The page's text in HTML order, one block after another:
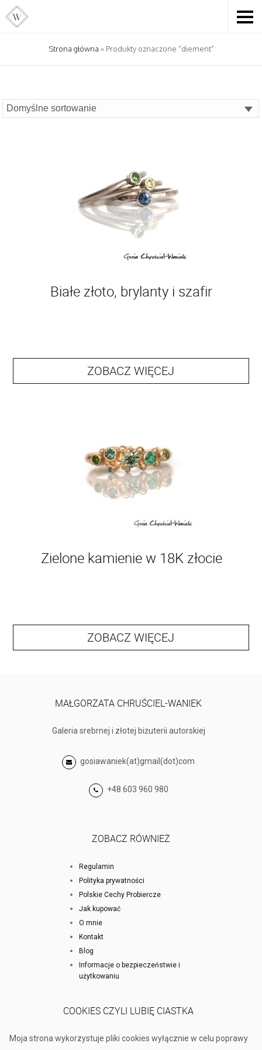
Strona główna » Produkty oznaczone “diement”
Białe złoto, brylanty i szafir
ZOBACZ WIĘCEJ
Zielone kamienie w 18K złocie
ZOBACZ WIĘCEJ
MAŁGORZATA CHRUŚCIEL-WANIEK
Galeria srebrnej i złotej biżuterii autorskiej
gosiawaniek(at)gmail(dot)com
+48 603 960 980
ZOBACZ RÓWNIEŻ
Regulamin
Polityka prywatności
Polskie Cechy Probiercze
Jak kupować
O mnie
Kontakt
Blog
Informacje o bezpieczeństwie i
użytkowaniu
COOKIES CZYLI LUBIĘ CIASTKA
Moja strona wykorzystuje pliki cookies wyłącznie w celu poprawy